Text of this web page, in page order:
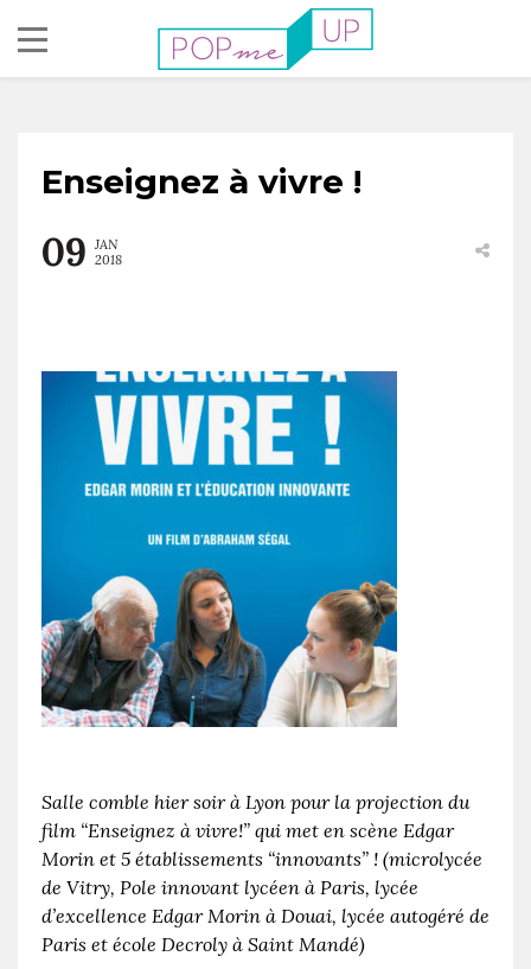
Enseignez à vivre !
09 JAN
2018
Salle comble hier soir à Lyon pour la projection du
film “Enseignez à vivre!” qui met en scène Edgar
Morin et 5 établissements “innovants” ! (microlycée
de Vitry, Pole innovant lycéen à Paris, lycée
d’excellence Edgar Morin à Douai, lycée autogéré de
Paris et école Decroly à Saint Mandé)